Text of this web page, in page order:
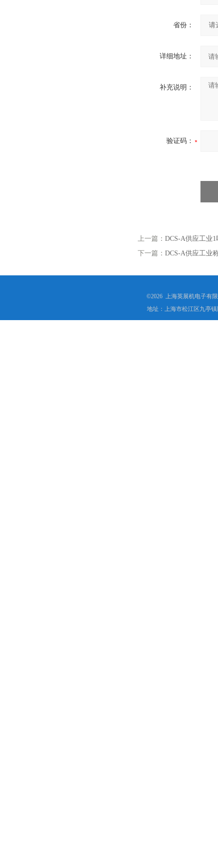
省份：
详细地址：
补充说明：
验证码：
上一篇： DCS-A供应工业
下一篇： DCS-A供应工业
©2026 上海英展机电子有
地址：上海市松江区九亭镇